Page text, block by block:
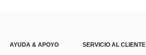
AYUDA & APOYO
SERVICIO AL CLIENTE